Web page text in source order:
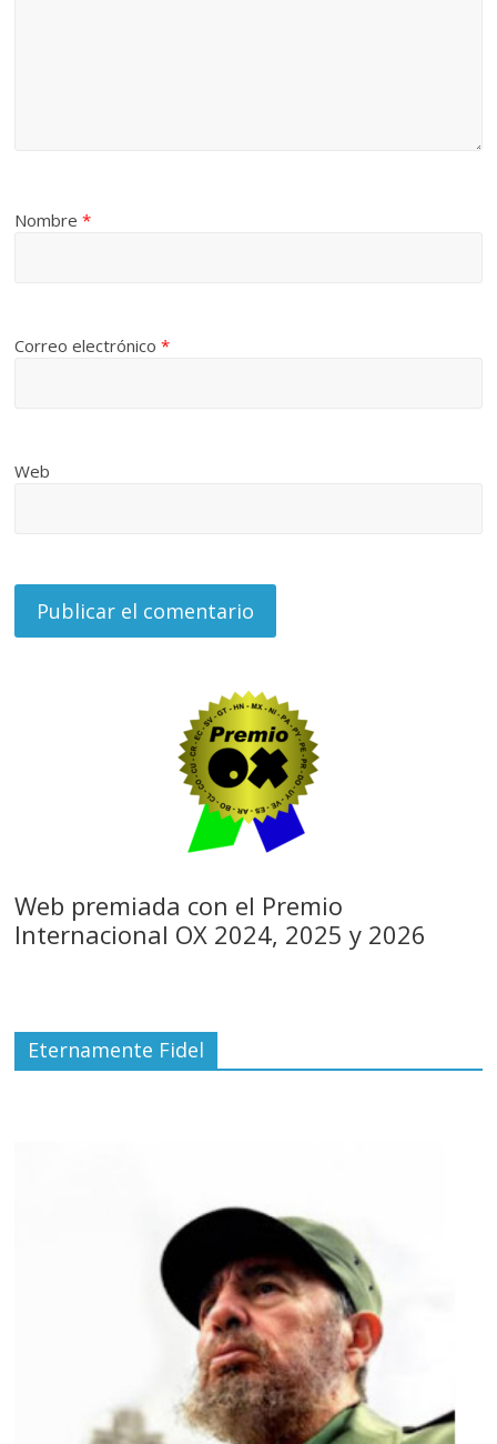
Nombre*
Correo electrónico*
Web
Web premiada con el Premio
Internacional OX 2024, 2025 y 2026
Eternamente Fidel